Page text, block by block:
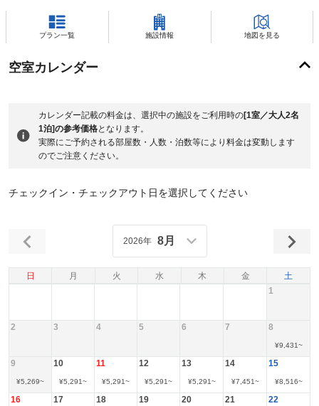
プラン一覧 施設情報 地図を見る
空室カレンダー
カレンダー記載の料金は、選択中の施設をご利用時の[1室／大人2名
1泊]の参考価格となります。
実際にご予約される部屋数・人数・泊数等により料金は変動します
のでご注意ください。
チェックイン・チェックアウト日を選択してください
日 月 火 水 木 金 土
2026年 8月
1
2 3 4 5 6 7 8
¥9,431~
9
¥5,269~
10
¥5,291~
11
¥5,291~
12
¥5,291~
13
¥5,291~
14
¥7,451~
15
¥8,516~
16 17 18 19 20 21 22